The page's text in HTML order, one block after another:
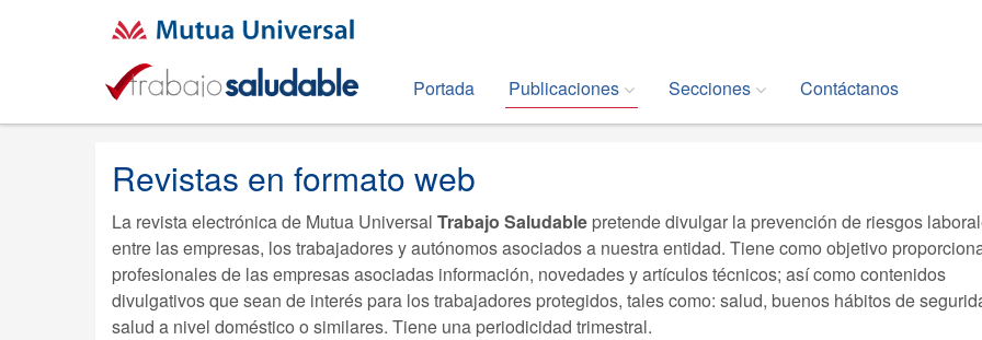
Portada Publicaciones Secciones Contáctanos
Revistas en formato web
La revista electrónica de Mutua Universal Trabajo Saludable pretende divulgar la prevención de riesgos
entre las empresas, los trabajadores y autónomos asociados a nuestra entidad. Tiene como objetivo
profesionales de las empresas asociadas información, novedades y artículos técnicos; así como contenidos
divulgativos que sean de interés para los trabajadores protegidos, tales como: salud, buenos hábitos de
salud a nivel doméstico o similares. Tiene una periodicidad trimestral.